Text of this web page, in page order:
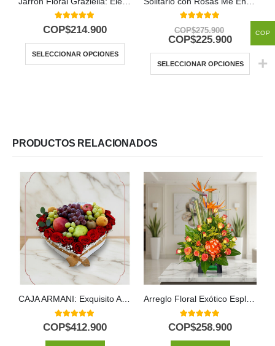
5.00out of 5
COP$214.900
SELECCIONAR OPCIONES
5.00
COP$275.900
COP$225.900
SELECCIONAR OPCIONES
PRODUCTOS RELACIONADOS
CAJA ARMANI: Exquisito Arreglo de Frutas y Rosas Rojas en Corazón 🌹
5.00out of 5
COP$412.900
Arreglo Floral Exótico Esplendor
5.00out of 5
COP$258.900
COP